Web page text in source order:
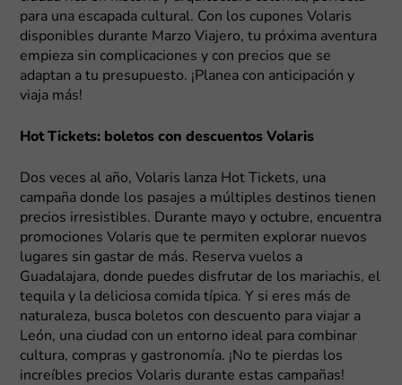
para una escapada cultural. Con los cupones Volaris
disponibles durante Marzo Viajero, tu próxima aventura
empieza sin complicaciones y con precios que se
adaptan a tu presupuesto. ¡Planea con anticipación y
viaja más!
Hot Tickets: boletos con descuentos Volaris
Dos veces al año, Volaris lanza Hot Tickets, una
campaña donde los pasajes a múltiples destinos tienen
precios irresistibles. Durante mayo y octubre, encuentra
promociones Volaris que te permiten explorar nuevos
lugares sin gastar de más. Reserva vuelos a
Guadalajara, donde puedes disfrutar de los mariachis, el
tequila y la deliciosa comida típica. Y si eres más de
naturaleza, busca boletos con descuento para viajar a
León, una ciudad con un entorno ideal para combinar
cultura, compras y gastronomía. ¡No te pierdas los
increíbles precios Volaris durante estas campañas!